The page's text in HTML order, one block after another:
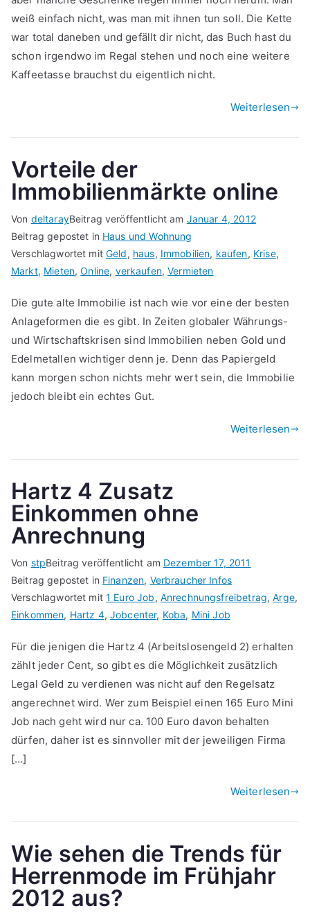
weiß einfach nicht, was man mit ihnen tun soll. Die Kette
war total daneben und gefällt dir nicht, das Buch hast du
schon irgendwo im Regal stehen und noch eine weitere
Kaffeetasse brauchst du eigentlich nicht.
Weiterlesen
Vorteile der
Immobilienmärkte online
Von deltarayBeitrag veröffentlicht am Januar 4, 2012
Beitrag gepostet in Haus und Wohnung
Verschlagwortet mitGeld, haus, Immobilien, kaufen, Krise,
Markt, Mieten,Online, verkaufen,Vermieten
Die gute alte Immobilie ist nach wie vor eine der besten
Anlageformen die es gibt. In Zeiten globaler Währungs-
und Wirtschaftskrisen sind Immobilien neben Gold und
Edelmetallen wichtiger denn je. Denn das Papiergeld
kann morgen schon nichts mehr wert sein, die Immobilie
jedoch bleibt ein echtes Gut.
Weiterlesen
Hartz 4 Zusatz
Einkommen ohne
Anrechnung
Von stpBeitrag veröffentlicht am Dezember 17, 2011
Beitrag gepostet in Finanzen, Verbraucher Infos
Verschlagwortet mit1 Euro Job, Anrechnungsfreibetrag,Arge,
Einkommen, Hartz 4,Jobcenter, Koba, Mini Job
Für die jenigen die Hartz 4 (Arbeitslosengeld 2) erhalten
zählt jeder Cent, so gibt es die Möglichkeit zusätzlich
Legal Geld zu verdienen was nicht auf den Regelsatz
angerechnet wird. Wer zum Beispiel einen 165 Euro Mini
Job nach geht wird nur ca. 100 Euro davon behalten
dürfen, daher ist es sinnvoller mit der jeweiligen Firma
[…]
Weiterlesen
Wie sehen die Trends für
Herrenmode im Frühjahr
2012 aus?